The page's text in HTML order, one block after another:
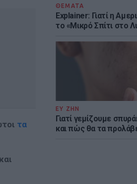
ΘΕΜΑΤΑ
Explainer: Γιατί η
το «Μικρό Σπίτι στο
ΕΥ ΖΗΝ
Γιατί γεμίζουμε
και πώς θα τα
τα
και